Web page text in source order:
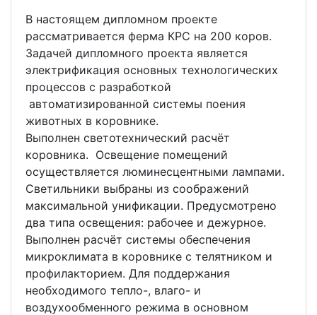
В настоящем дипломном проекте
рассматривается ферма КРС на 200 коров.
Задачей дипломного проекта является
электрификация основных технологических
процессов с разработкой
автоматизированной системы поения
животных в коровнике.
Выполнен светотехнический расчёт
коровника. Освещение помещений
осуществляется люминесцентными лампами.
Светильники выбраны из соображений
максимальной унификации. Предусмотрено
два типа освещения: рабочее и дежурное.
Выполнен расчёт системы обеспечения
микроклимата в коровнике с телятником и
профилакторием. Для поддержания
необходимого тепло-, влаго- и
воздухообменного режима в основном